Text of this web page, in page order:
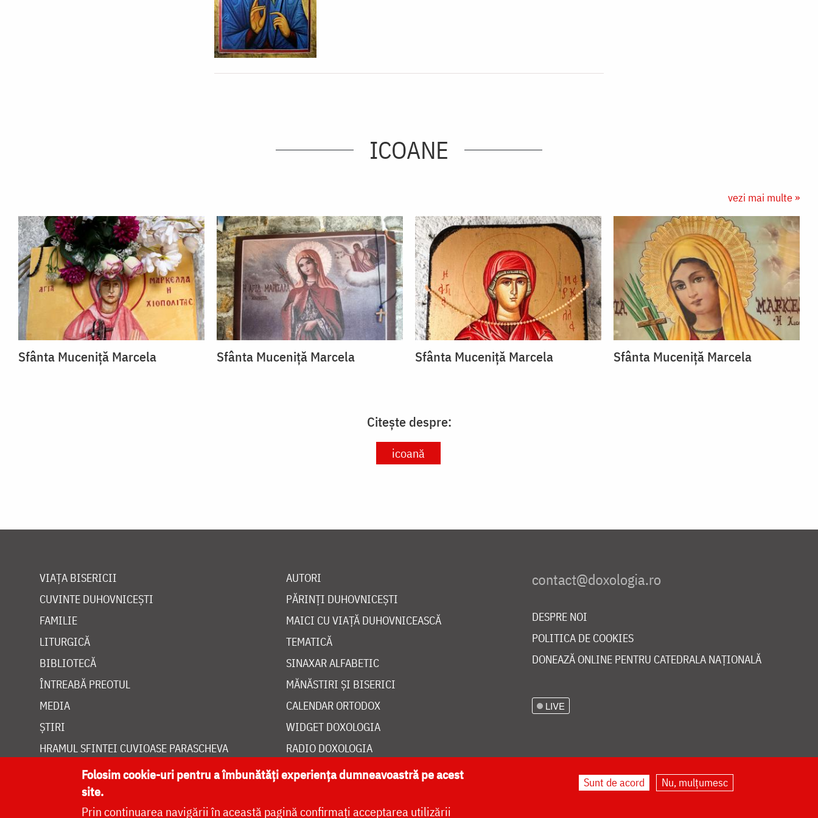
ICOANE
vezi mai multe »
Sfânta Muceniță Marcela Sfânta Muceniță Marcela Sfânta Muceniță Marcela Sfânta Muceniță Marcela
Citește despre:
icoană
VIAȚA BISERICII
CUVINTE DUHOVNICEȘTI
FAMILIE
LITURGICĂ
BIBLIOTECĂ
ÎNTREABĂ PREOTUL
MEDIA
ȘTIRI
HRAMUL SFINTEI CUVIOASE PARASCHEVA
AUTORI
PĂRINȚI DUHOVNICEȘTI
MAICI CU VIAȚĂ DUHOVNICEASCĂ
TEMATICĂ
SINAXAR ALFABETIC
MĂNĂSTIRI ȘI BISERICI
CALENDAR ORTODOX
WIDGET DOXOLOGIA
RADIO DOXOLOGIA
DESPRE NOI
POLITICA DE COOKIES
DONEAZĂ ONLINE PENTRU CATEDRALA NAȚIONALĂ
LIVE
Folosim cookie-uri pentru a îmbunătăți experiența dumneavoastră pe acest
site.
Prin continuarea navigării în această pagină confirmați acceptarea utilizării
Sunt de acord Nu, mulțumesc